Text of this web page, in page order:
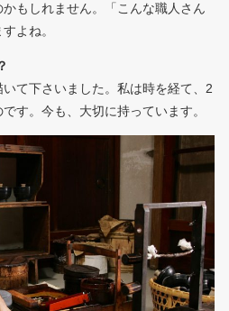
もしれません。「こんな職人さん
よね。
て下さいました。私は時を経て、2
す。今も、大切に持っています。